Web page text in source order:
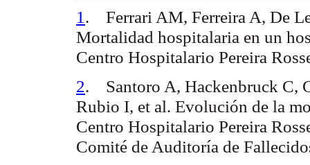
1 . Ferrari AM, Ferreira A, De
Mortalidad hospitalaria en un
Centro Hospitalario Pereira
2. Santoro A, Hackenbruck C,
Rubio I, et al. Evolución de la
Centro Hospitalario Pereira
Comité de Auditoría de